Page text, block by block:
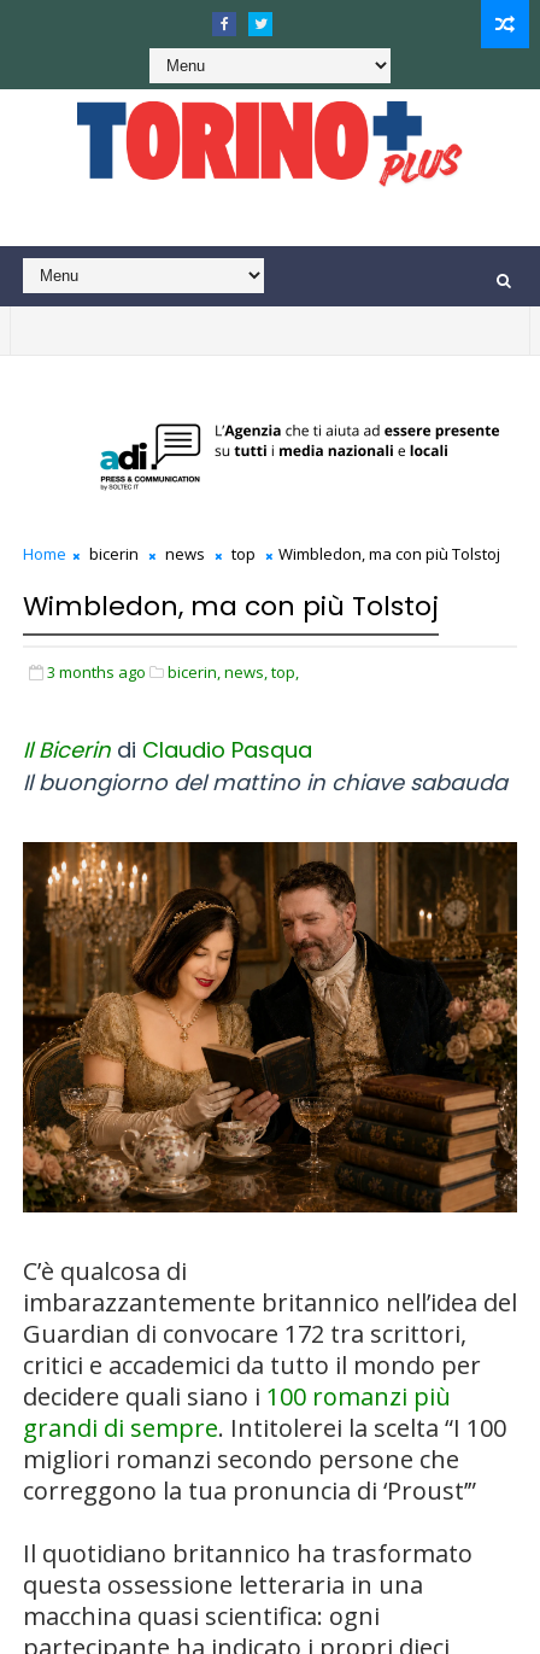
Home bicerin news top Wimbledon, ma con più Tolstoj
Wimbledon, ma con più Tolstoj
3 months ago bicerin,news,top,
Il Bicerindi Claudio Pasqua
Il buongiorno del mattino in chiave sabauda
C’è qualcosa di
imbarazzantemente britannico nell’idea del
Guardian di convocare 172 tra scrittori,
critici e accademici da tutto il mondo per
decidere quali siano i 100 romanzi più
grandi di sempre. Intitolerei la scelta “I 100
migliori romanzi secondo persone che
correggono la tua pronuncia di ‘Proust’”
Il quotidiano britannico ha trasformato
questa ossessione letteraria in una
macchina quasi scientifica: ogni